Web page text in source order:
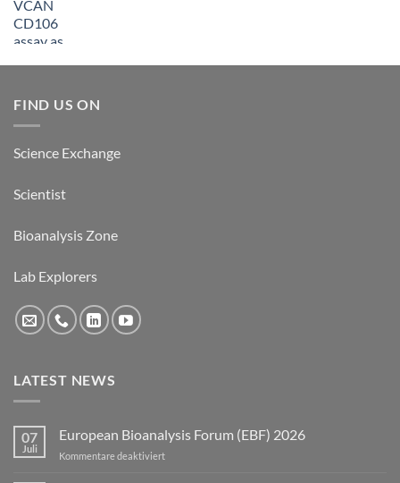
FIND US ON
Science Exchange
Scientist
Bioanalysis Zone
Lab Explorers
LATEST NEWS
07
Juli
European Bioanalysis Forum (EBF) 2026
Kommentare deaktiviertfür